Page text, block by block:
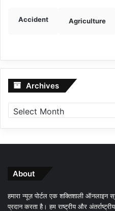
Accident Agriculture
Archives Archives
About
हमारा न्यूज़ पोर्टल एक शक्तिशाली ऑनलाइन
प्रदान करता है। हम राष्ट्रीय और